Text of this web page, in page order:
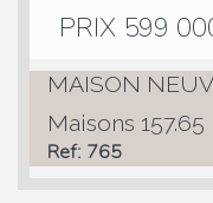
PRIX 599
MAISON
Maisons
Ref: 765